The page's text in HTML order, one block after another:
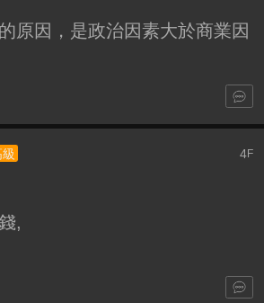
原因，是政治因素大於商業因
4F
,